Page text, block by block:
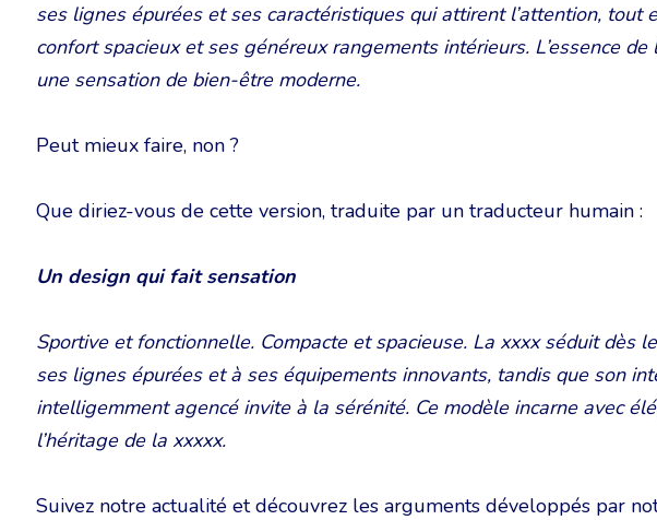
ses lignes épurées et ses caractéristiques qui attirent l’attention, tout
confort spacieux et ses généreux rangements intérieurs. L’essence
une sensation de bien-être moderne.
Peut mieux faire, non ?
Que diriez-vous de cette version, traduite par un traducteur humain :
Un design qui fait sensation
Sportive et fonctionnelle. Compacte et spacieuse. La xxxx séduit dès
ses lignes épurées et à ses équipements innovants, tandis que son
intelligemment agencé invite à la sérénité. Ce modèle incarne avec
l’héritage de la xxxxx.
Suivez notre actualité et découvrez les arguments développés par